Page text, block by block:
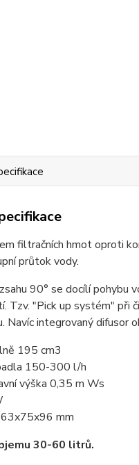
filtračních hmot oproti
průtok vody.
90° se docílí pohybu
Tzv. "Pick up systém" při
Navíc integrovaný difusor
195 cm3
150-300 l/h
výška 0,35 m Ws
mm
30-60 litrů.